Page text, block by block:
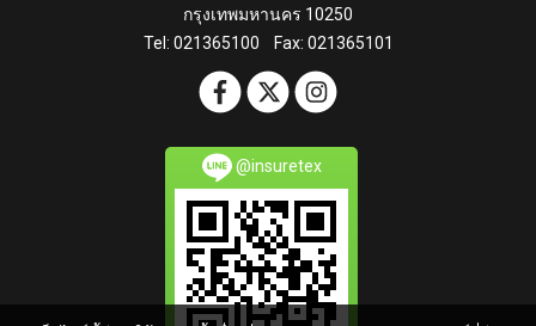
กรุงเทพมหานคร 10250
Tel: 021365100 Fax: 021365101
@insuretex